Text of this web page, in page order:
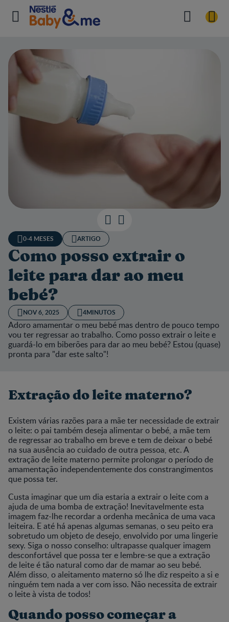
0-4 MESES ARTIGO
Como posso extrair o
leite para dar ao meu
bebé?
NOV 6, 2025 4MINUTOS
Adoro amamentar o meu bebé mas dentro de pouco tempo
vou ter regressar ao trabalho. Como posso extrair o leite e
guardá-lo em biberões para dar ao meu bebé? Estou (quase)
pronta para "dar este salto"!
Extração do leite materno?
Existem várias razões para a mãe ter necessidade de extrair
o leite: o pai também deseja alimentar o bebé, a mãe tem
de regressar ao trabalho em breve e tem de deixar o bebé
na sua ausência ao cuidado de outra pessoa, etc. A
extração de leite materno permite prolongar o período de
amamentação independentemente dos constrangimentos
que possa ter.
Custa imaginar que um dia estaria a extrair o leite com a
ajuda de uma bomba de extração! Inevitavelmente esta
imagem faz-lhe recordar a ordenha mecânica de uma vaca
leiteira. E até há apenas algumas semanas, o seu peito era
sobretudo um objeto de desejo, envolvido por uma lingerie
sexy. Siga o nosso conselho: ultrapasse qualquer imagem
desconfortável que possa ter e lembre-se que a extração
de leite é tão natural como dar de mamar ao seu bebé.
Além disso, o aleitamento materno só lhe diz respeito a si e
ninguém tem nada a ver com isso. Não necessita de extrair
o leite à vista de todos!
Quando posso começar a